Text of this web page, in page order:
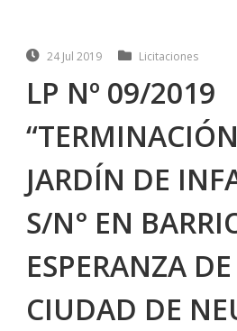
24 Jul 2019 Licitaciones
LP Nº 09/2019
JARDÍN DE
S/N° EN
ESPERANZA
CIUDAD DE